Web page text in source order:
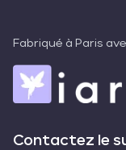
Fabriqué à Paris
Contactez le